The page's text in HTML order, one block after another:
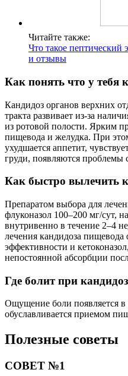
Читайте также:
Что такое
и отзывы
Как понять что у тебя
Кандидоз органов верхних
тракта развивает из-за
из ротовой полости. Ярким
пищевода и желудка. При
ухудшается аппетит,
груди, появляются проблемы
Как быстро вылечить
Препаратом выбора для
флуконазол 100–200 мг/сут,
внутривенно в течение 2–4
лечения кандидоза пищевода
эффективности и
непостоянной абсорбции
Где болит при
Ощущение боли появляется в
обуславливается приемом
Полезные советы
СОВЕТ №1